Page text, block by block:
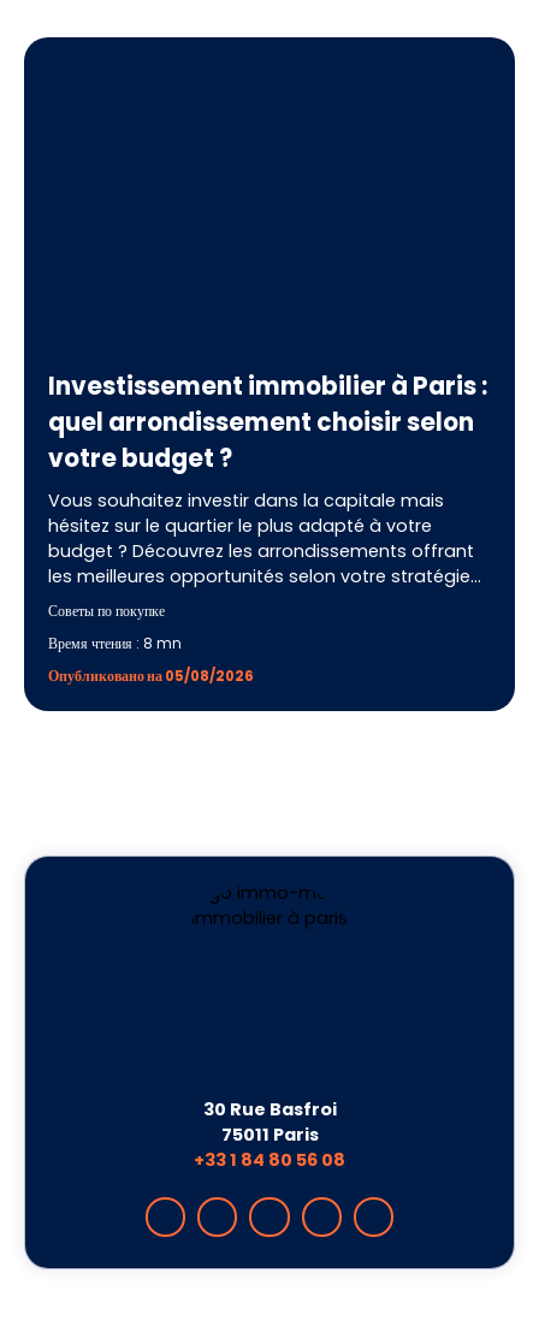
en offre d'achat.
Investissement immobilier à Paris :
quel arrondissement choisir selon
votre budget ?
Vous souhaitez investir dans la capitale mais
hésitez sur le quartier le plus adapté à votre
budget ? Découvrez les arrondissements offrant
les meilleures opportunités selon votre stratégie
patrimoniale. Nos conseils vous aideront à réaliser
un investissement pérenne et à choisir le secteur
le plus pertinent avec l'accompagnement d'IMMO
MALIN.
Советы по покупке
Время чтения : 8 mn
Опубликовано на 05/08/2026
30 Rue Basfroi
75011 Paris
+33 1 84 80 56 08